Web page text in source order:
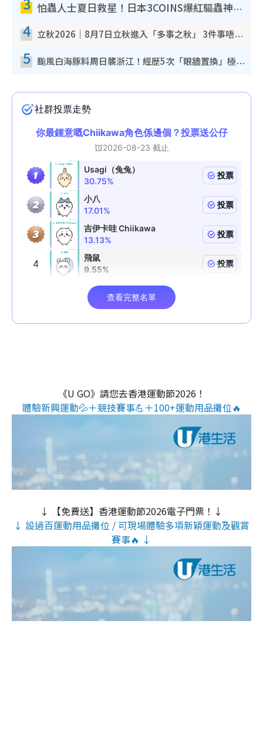
怕蟲人士夏日救星！日本3COINS爆紅驅蟲神器$45起 1招「全程免觸碰」輕鬆搞定小強
4 立秋2026｜8月7日立秋進入「多事之秋」 3件事唔做得！專家教6招開運 清枱頭／銀包納氣接好運
5 颱風白海豚料周日襲浙江！經歷5次「眼牆置換」極罕見 成登陸內地最長途颱風
《U GO》請您去香港運動節2026！
體驗新興運動💦＋競技賽事💪＋100+運動用品攤位🔥
↓ 【免費送】香港運動節2026電子門票！↓
↓ 設過百運動用品攤位 / 可現場體驗多項新穎運動及觀賞
賽事🔥 ↓